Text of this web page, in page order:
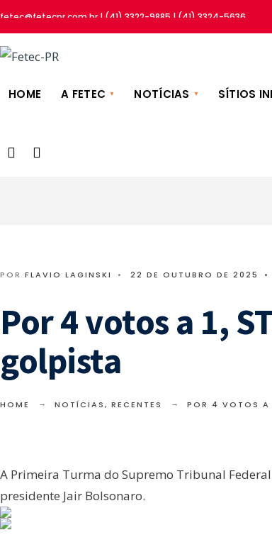
fetec@fetecpr.com.br | (41) 3322-9885 | (41) 3324-5636
HOME A FETEC NOTÍCIAS SÍTIOS
POR FLAVIO LAGINSKI • 22 DE OUTUBRO DE 2025 •
Por 4 votos a 1,
golpista
HOME NOTÍCIAS, RECENTES POR 4 VOTOS A
A Primeira Turma do Supremo Tribunal Federal
presidente Jair Bolsonaro.